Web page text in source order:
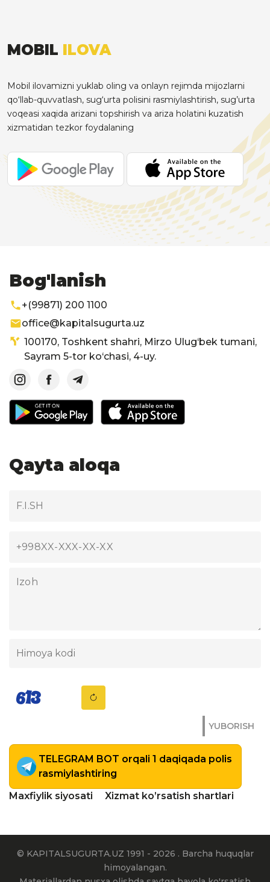
MOBIL ILOVA
Mobil ilovamizni yuklab oling va onlayn rejimda mijozlarni
qo‘llab-quvvatlash, sug‘urta polisini rasmiylashtirish, sug’urta
voqeasi xaqida arizani topshirish va ariza holatini kuzatish
xizmatidan tezkor foydalaning
Bog'lanish
+(99871) 200 1100
office@kapitalsugurta.uz
100170, Toshkent shahri, Mirzo Ulug‘bek tumani,
Sayram 5-tor ko‘chasi, 4-uy.
Qayta aloqa
YUBORISH
TELEGRAM BOT orqali 1 daqiqada polis
rasmiylashtiring
Maxfiylik siyosati
Xizmat ko’rsatish shartlari
© KAPITALSUGURTA.UZ 1991 - 2026 . Barcha huquqlar
himoyalangan.